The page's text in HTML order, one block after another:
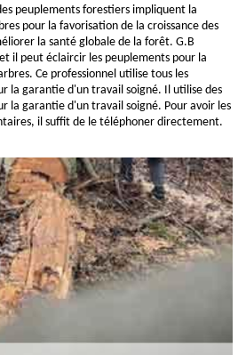
peuplements forestiers impliquent la
pour la favorisation de la croissance des
la santé globale de la forêt. G.B
il peut éclaircir les peuplements pour la
Ce professionnel utilise tous les
la garantie d'un travail soigné. Il utilise des
la garantie d'un travail soigné. Pour avoir les
il suffit de le téléphoner directement.